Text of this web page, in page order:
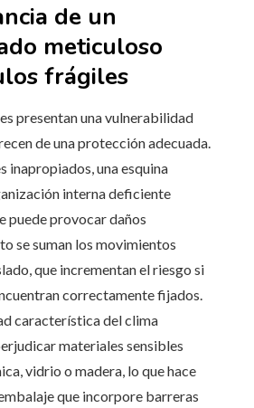
de un
meticuloso
frágiles
presentan una vulnerabilidad
de una protección adecuada.
inapropiados, una esquina
interna deficiente
puede provocar daños
se suman los movimientos
que incrementan el riesgo si
correctamente fijados.
característica del clima
materiales sensibles
vidrio o madera, lo que hace
que incorpore barreras